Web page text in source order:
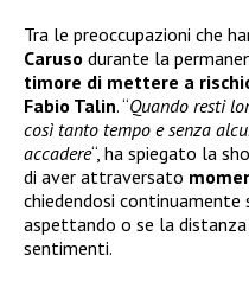
Tra le preoccupazioni che
Caruso durante la
timore di mettere a
Fabio Talin. “Quando resti
così tanto tempo e senza
accadere“, ha spiegato la
di aver attraversato
chiedendosi
aspettando o se la
sentimenti.